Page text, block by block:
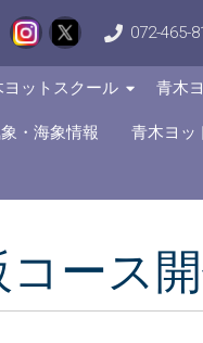
072-465-
ヨットスクール 青木
・海象情報 青木ヨッ
ース